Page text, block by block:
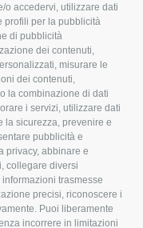
o accedervi, utilizzare dati
profili per la pubblicità
di pubblicità
dei contenuti,
misurare le
dei contenuti,
la combinazione di dati
i servizi, utilizzare dati
la sicurezza, prevenire e
pubblicità e
privacy, abbinare e
collegare diversi
trasmesse
precisi, riconoscere i
Puoi liberamente
incorrere in limitazioni